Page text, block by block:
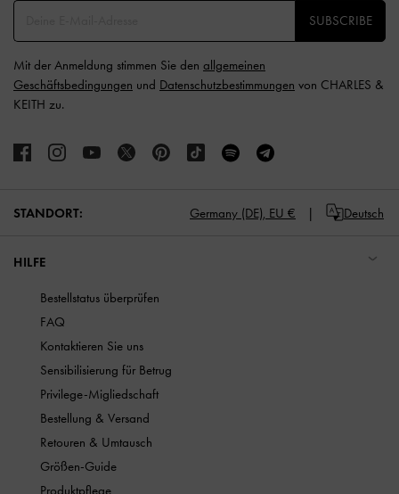
SUBSCRIBE
Mit der Anmeldung stimmen Sie den allgemeinen
Geschäftsbedingungen und Datenschutzbestimmungen von CHARLES &
KEITH zu.
STANDORT: Germany (DE), EU € Deutsch
HILFE
Bestellstatus überprüfen
FAQ
Kontaktieren Sie uns
Sensibilisierung für Betrug
Privilege-Migliedschaft
Bestellung & Versand
Retouren & Umtausch
Größen-Guide
Produktpflege